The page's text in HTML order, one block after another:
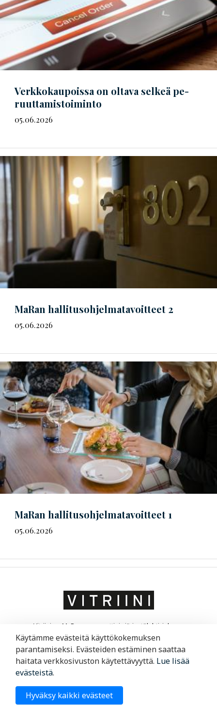
Verkkokaupoissa on oltava selkeä pe­
ruut­ta­mis­toi­min­to
05.06.2026
MaRan hal­li­tus­oh­jel­ma­ta­voit­teet 2
05.06.2026
MaRan hal­li­tus­oh­jel­ma­ta­voit­teet 1
05.06.2026
Vitriini on MaRa ry:n ammatti- ja järjestölehti, joka on
suunnattu matkailu- ja ravintola-alan yrittäjille ja
liikkeenjohdolle. Vitriini kertoo yrityksistä ja niiden
toimintaympäristöstä.
09 6220 200
Käytämme evästeitä käyttökokemuksen
parantamiseksi. Evästeiden estäminen saattaa
haitata verkkosivuston käytettävyyttä. Lue lisää
evästeistä.
Hyväksy kaikki evästeet